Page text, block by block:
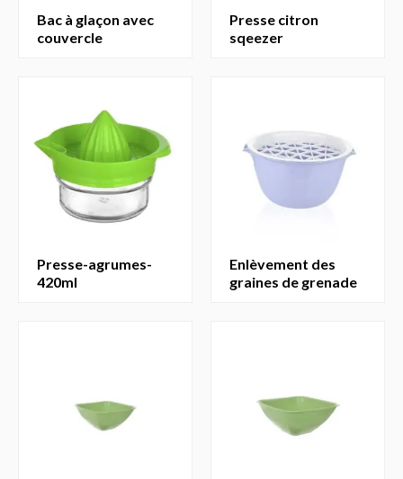
bac à glaçon avec
couvercle
presse citron
sqeezer
presse-agrumes-
420ml
enlèvement des
graines de grenade